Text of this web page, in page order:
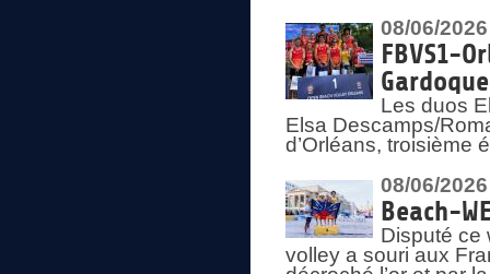
08/06/2026
FBVS1-
Les duos
Elsa Descamps/
d’Orléans, troisième
08/06/2026
Beach-
Disputé ce
volley a souri aux